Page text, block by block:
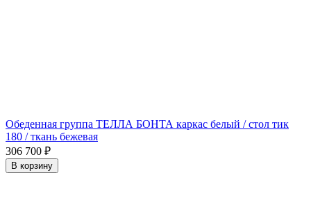
Обеденная группа ТЕЛЛА БОНТА каркас белый / стол тик
180 / ткань бежевая
306 700 ₽
В корзину